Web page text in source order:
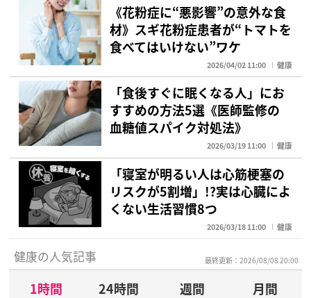
《花粉症に“悪影響”の意外な食
材》スギ花粉症患者が“トマトを
食べてはいけない”ワケ
2026/04/02 11:00 健康
「食後すぐに眠くなる人」にお
すすめの方法5選《医師監修の
血糖値スパイク対処法》
2026/03/19 11:00 健康
「寝室が明るい人は心筋梗塞の
リスクが5割増」!?実は心臓によ
くない生活習慣8つ
2026/03/18 11:00 健康
健康の人気記事 最終更新：2026/08/08 20:00
1時間 24時間 週間
月間